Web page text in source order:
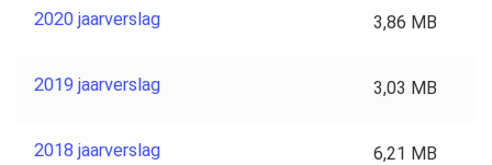
2020 jaarverslag 3,86 MB
2019 jaarverslag 3,03 MB
2018 jaarverslag 6,21 MB